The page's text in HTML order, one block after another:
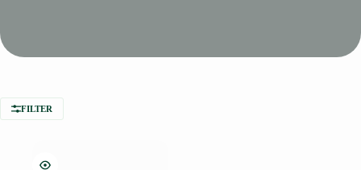
FILTER